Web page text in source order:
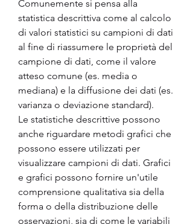
Comunemente si pensa alla
statistica descrittiva come al calcolo
di valori statistici su campioni di dati
al fine di riassumere le proprietà del
campione di dati, come il valore
atteso comune (es. media o
mediana) e la diffusione dei dati (es.
varianza o deviazione standard).
Le statistiche descrittive possono
anche riguardare metodi grafici che
possono essere utilizzati per
visualizzare campioni di dati. Grafici
e grafici possono fornire un'utile
comprensione qualitativa sia della
forma o della distribuzione delle
osservazioni, sia di come le variabili